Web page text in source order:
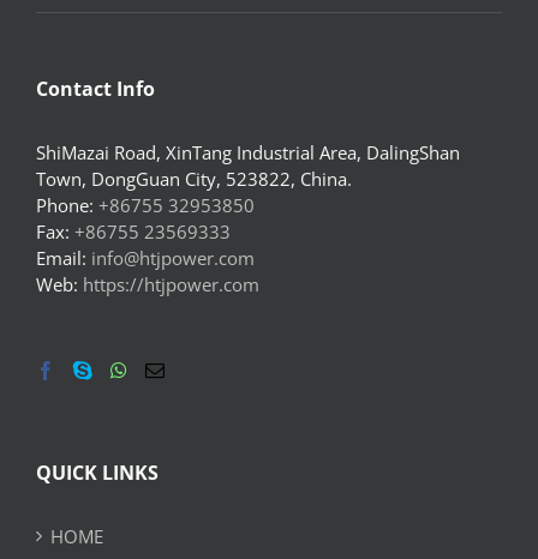
Contact Info
ShiMazai Road, XinTang Industrial Area, DalingShan
Town, DongGuan City, 523822, China.
Phone: +86755 32953850
Fax: +86755 23569333
Email: info@htjpower.com
Web: https://htjpower.com
QUICK LINKS
HOME